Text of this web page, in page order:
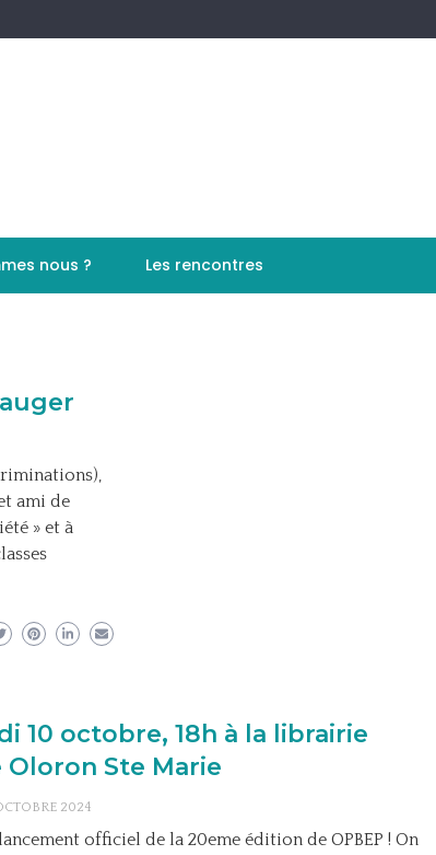
nous ? Les rencontres
ami de
» et à
10 octobre, 18h à la librairie
Oloron Ste Marie
2024
lancement officiel de la 20eme édition de OPBEP ! On